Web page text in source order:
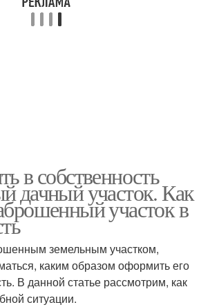
в собственность
дачный участок. Как
участок в
земельным участком,
каким образом оформить его
В данной статье рассмотрим, как
ситуации.